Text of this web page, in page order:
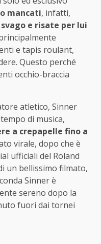
mancati, infatti,
e risate per lui
e tapis roulant,
Questo perché
occhio-braccia
atletico, Sinner
di musica,
a crepapelle fino a
virale, dopo che è
ufficiali del Roland
un bellissimo filmato,
Sinner è
sereno dopo la
fuori dai tornei